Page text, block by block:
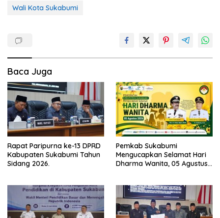
Wali Kota Sukabumi
Baca Juga
Rapat Paripurna ke-13 DPRD
Kabupaten Sukabumi Tahun
Sidang 2026.
Pemkab Sukabumi
Mengucapkan Selamat Hari
Dharma Wanita, 05 Agustus